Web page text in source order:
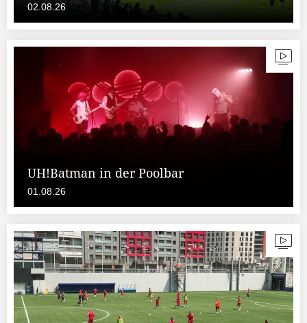
02.08.26
UH!Batman in der Poolbar
01.08.26